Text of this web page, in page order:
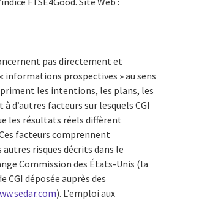
pas directement et
informations prospectives » au sens
les intentions, les plans, les
d’autres facteurs sur lesquels CGI
les résultats réels diffèrent
facteurs comprennent
risques décrits dans le
Commission des États-Unis (la
CGI déposée auprès des
). L’emploi aux